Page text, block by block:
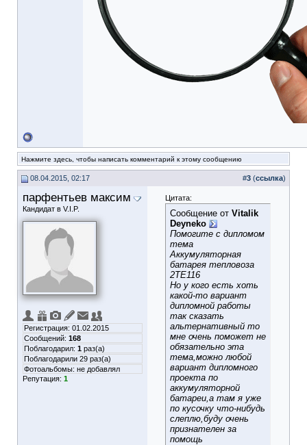
Нажмите здесь, чтобы написать комментарий к этому сообщению
08.04.2015, 02:17 #3 (ссылка)
парфентьев максим
Кандидат в V.I.P.
Регистрация: 01.02.2015
Сообщений: 168
Поблагодарил: 1 раз(а)
Поблагодарили 29 раз(а)
Фотоальбомы: не добавлял
Репутация: 1
Цитата:
Сообщение от Vitalik
Deyneko
Помогите с дипломом
тема
Аккумуляторная
батарея тепловоза
2ТЕ116
Но у кого есть хоть
какой-то вариант
дипломной работы
так сказать
альтернативный то
мне очень поможет не
обязательно эта
тема,можно любой
вариант дипломного
проекта по
аккумуляторной
батареи,а там я уже
по кусочку что-нибудь
слеплю,буду очень
признателен за
помощь